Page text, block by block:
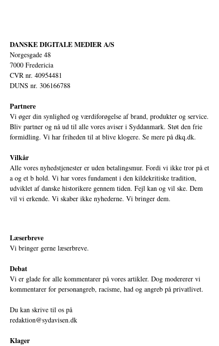
DANSKE DIGITALE MEDIER A/S
Norgesgade 48
7000 Fredericia
CVR nr. 40954481
DUNS nr. 306166788
Partnere
Vi øger din synlighed og værdiforøgelse af brand, produkter og service.
Bliv partner og nå ud til alle vores aviser i Syddanmark. Støt den frie
formidling. Vi har friheden til at blive klogere. Se mere på dkq.dk.
Vilkår
Alle vores nyhedstjenester er uden betalingsmur. Fordi vi ikke tror på et
a og et b hold. Vi har vores fundament i den kildekritiske tradition,
udviklet af danske historikere gennem tiden. Fejl kan og vil ske. Dem
vil vi erkende. Vi skaber ikke nyhederne. Vi bringer dem.
Læserbreve
Vi bringer gerne læserbreve.
Debat
Vi er glade for alle kommentarer på vores artikler. Dog modererer vi
kommentarer for personangreb, racisme, had og angreb på privatlivet.
Du kan skrive til os på
redaktion@sydavisen.dk
Klager